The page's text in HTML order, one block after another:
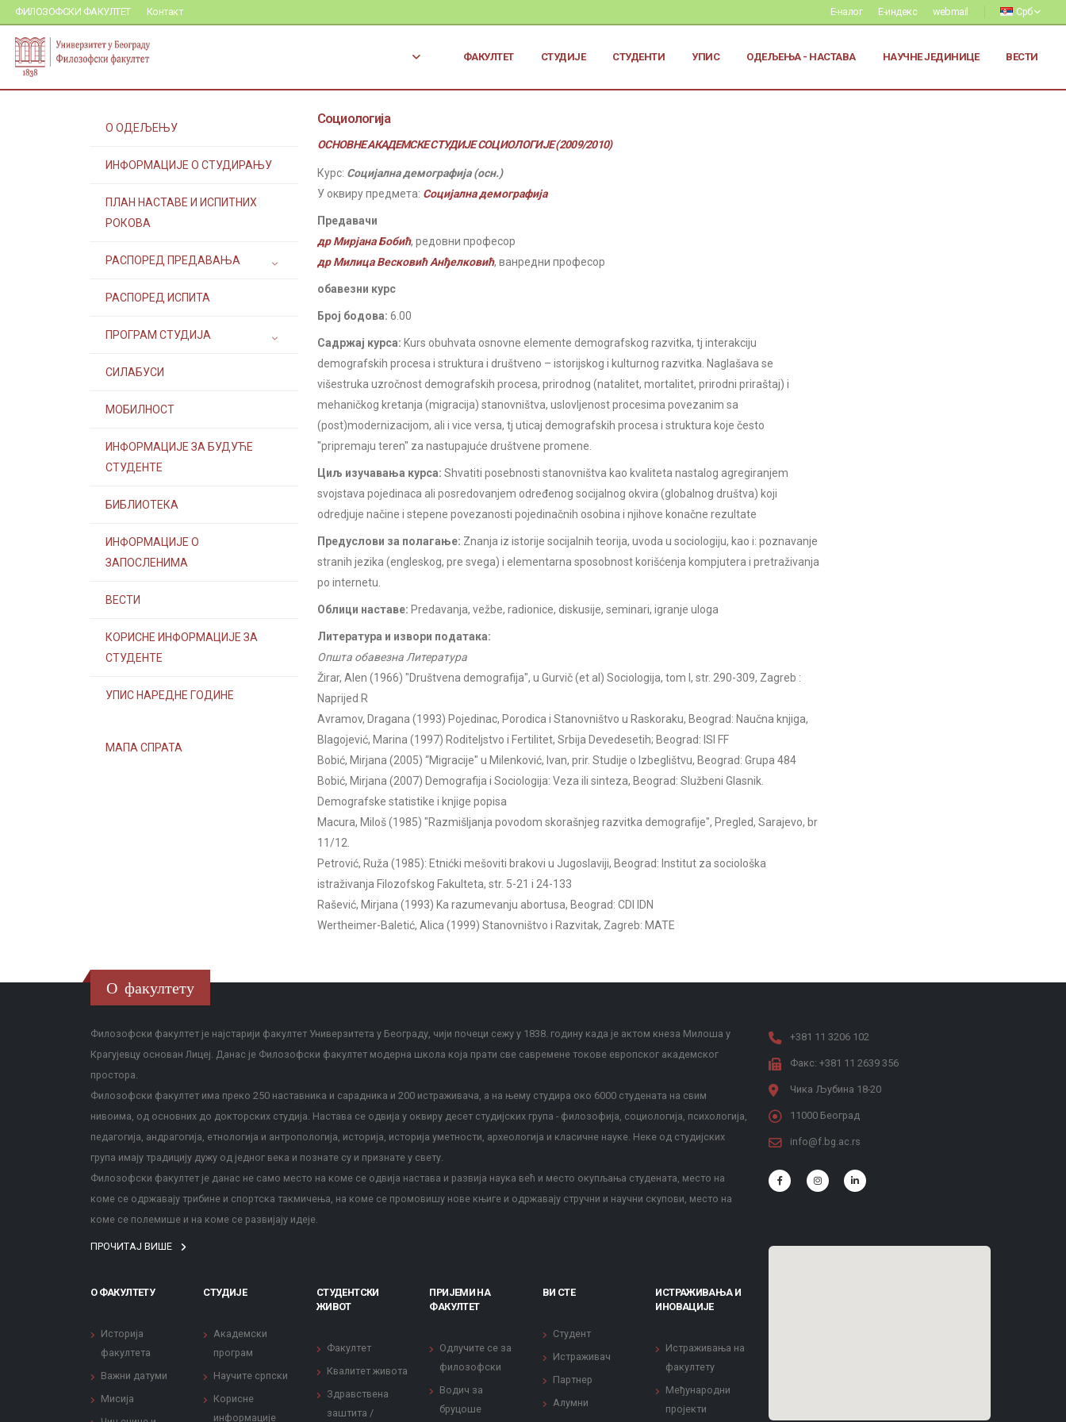
ФИЛОЗОФСКИ ФАКУЛТЕТ Контакт Е-налог Е-индекс webmail Срб
ФАКУЛТЕТ СТУДИЈЕ СТУДЕНТИ УПИС ОДЕЉЕЊА - НАСТАВА НАУЧНЕ ЈЕДИНИЦЕ ВЕСТИ
О ОДЕЉЕЊУ
ИНФОРМАЦИЈЕ О СТУДИРАЊУ
ПЛАН НАСТАВЕ И ИСПИТНИХ
РОКОВА
РАСПОРЕД ПРЕДАВАЊА
РАСПОРЕД ИСПИТА
ПРОГРАМ СТУДИЈА
СИЛАБУСИ
МОБИЛНОСТ
ИНФОРМАЦИЈЕ ЗА БУДУЋЕ
СТУДЕНТЕ
БИБЛИОТЕКА
ИНФОРМАЦИЈЕ О
ЗАПОСЛЕНИМА
ВЕСТИ
КОРИСНЕ ИНФОРМАЦИЈЕ ЗА
СТУДЕНТЕ
УПИС НАРЕДНЕ ГОДИНЕ
МАПА СПРАТА
Социологија
ОСНОВНЕ АКАДЕМСКЕ СТУДИЈЕ СОЦИОЛОГИЈЕ (2009/2010)
Курс: Социјална демографија (осн.)
У оквиру предмета: Социјална демографија
Предавачи
др Мирјана Бобић, редовни професор
др Милица Весковић Анђелковић, ванредни професор
обавезни курс
Број бодова: 6.00
Садржај курса: Kurs obuhvata osnovne elemente demografskog razvitka, tj interakciju
demografskih procesa i struktura i društveno – istorijskog i kulturnog razvitka. Naglašava se
višestruka uzročnost demografskih procesa, prirodnog (natalitet, mortalitet, prirodni priraštaj) i
mehaničkog kretanja (migracija) stanovništva, uslovljenost procesima povezanim sa
(post)modernizacijom, ali i vice versa, tj uticaj demografskih procesa i struktura koje često
"pripremaju teren" za nastupajuće društvene promene.
Циљ изучавања курса: Shvatiti posebnosti stanovništva kao kvaliteta nastalog agregiranjem
svojstava pojedinaca ali posredovanjem određenog socijalnog okvira (globalnog društva) koji
odredjuje načine i stepene povezanosti pojedinačnih osobina i njihove konačne rezultate
Предуслови за полагање: Znanja iz istorije socijalnih teorija, uvoda u sociologiju, kao i: poznavanje
stranih jezika (engleskog, pre svega) i elementarna sposobnost korišćenja kompjutera i pretraživanja
po internetu.
Облици наставе: Predavanja, vežbe, radionice, diskusije, seminari, igranje uloga
Литература и извори података:
Општа обавезна Литература
Žirar, Alen (1966) "Društvena demografija", u Gurvič (et al) Sociologija, tom I, str. 290-309, Zagreb :
Naprijed R
Avramov, Dragana (1993) Pojedinac, Porodica i Stanovništvo u Raskoraku, Beograd: Naučna knjiga,
Blagojević, Marina (1997) Roditeljstvo i Fertilitet, Srbija Devedesetih; Beograd: ISI FF
Bobić, Mirjana (2005) “Migracije" u Milenković, Ivan, prir. Studije o Izbeglištvu, Beograd: Grupa 484
Bobić, Mirjana (2007) Demografija i Sociologija: Veza ili sinteza, Beograd: Službeni Glasnik.
Demografske statistike i knjige popisa
Macura, Miloš (1985) "Razmišljanja povodom skorašnjeg razvitka demografije", Pregled, Sarajevo, br
11/12.
Petrović, Ruža (1985): Etnićki mešoviti brakovi u Jugoslaviji, Beograd: Institut za sociološka
istraživanja Filozofskog Fakulteta, str. 5-21 i 24-133
Rašević, Mirjana (1993) Ka razumevanju abortusa, Beograd: CDI IDN
Wertheimer-Baletić, Alica (1999) Stanovništvo i Razvitak, Zagreb: MATE
О факултету
Филозофски факултет је најстарији факултет Универзитета у Београду, чији почеци сежу у 1838. годину када је актом кнеза Милоша у
Крагујевцу основан Лицеј. Данас је Филозофски факултет модерна школа која прати све савремене токове европског академског
простора.
Филозофски факултет има преко 250 наставника и сарадника и 200 истраживача, а на њему студира око 6000 студената на свим
нивоима, од основних до докторских студија. Настава се одвија у оквиру десет студијских група - филозофија, социологија, психологија,
педагогија, андрагогија, етнологија и антропологија, историја, историја уметности, археологија и класичне науке. Неке од студијских
група имају традицију дужу од једног века и познате су и признате у свету.
Филозофски факултет је данас не само место на коме се одвија настава и развија наука већ и место окупљања студената, место на
коме се одржавају трибине и спортска такмичења, на коме се промовишу нове књиге и одржавају стручни и научни скупови, место на
коме се полемише и на коме се развијају идеје.
ПРОЧИТАЈ ВИШЕ
О ФАКУЛТЕТУ
Историја
факултета
Важни датуми
Мисија
СТУДИЈЕ
Академски
програм
Научите српски
Корисне
информације
СТУДЕНТСКИ
ЖИВОТ
Факултет
Квалитет живота
Здравствена
заштита /
ПРИЈЕМИ НА
ФАКУЛТЕТ
Одлучите се за
филозофски
Водич за
бруцоше
ВИ СТЕ
Студент
Истраживач
Партнер
Алумни
ИСТРАЖИВАЊА И
ИНОВАЦИЈЕ
Истраживања на
факултету
Међународни
пројекти
+381 11 3206 102
Факс: +381 11 2639 356
Чика Љубина 18-20
11000 Београд
info@f.bg.ac.rs